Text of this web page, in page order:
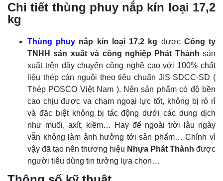
Chi tiết thùng phuy nắp kín loại 17,2
kg
Thùng phuy nắp kín loại 17,2 kg được Công ty
TNHH sản xuất và công nghiệp Phát Thành sản
xuất trên dây chuyển công nghệ cao với 100% chất
liệu thép cán nguội theo tiêu chuẩn JIS SDCC-SD (
Thép POSCO Việt Nam ). Nên sản phẩm có độ bền
cao chịu được va chạm ngoại lực tốt, không bị rò rỉ
và đặc biệt không bị tác động dưới các dung dịch
như muối, axít, kiềm… Hay để ngoài trời lâu ngày
vẫn không làm ảnh hưởng tới sản phẩm… Chính vì
vậy đã tạo nên thương hiệu Nhựa Phát Thành được
người tiêu dùng tin tưởng lựa chọn…